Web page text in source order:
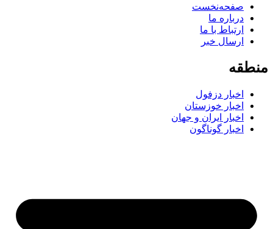
صفحه‌نخست
درباره ما
ارتباط با ما
ارسال خبر
اخبار دزفول
اخبار خوزستان
اخبار ایران و جهان
اخبار گوناگون